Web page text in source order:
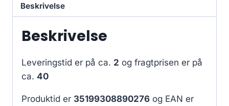
Beskrivelse
Beskrivelse
Leveringstid er på ca. 2 og fragtprisen er på
ca. 40
Produktid er 35199308890276 og EAN er